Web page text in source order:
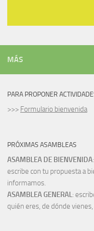
MÁS
PARA PROPONER
>>> Formulario bienvenida
PRÓXIMAS ASAMBLEAS
ASAMBLEA DE BIENVENIDA:
escribe con tu propuesta a
informamos.
ASAMBLEA GENERAL:
quién eres, de dónde